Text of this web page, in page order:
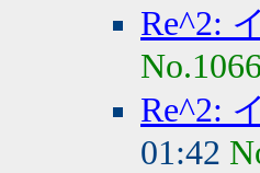
Re^2:
No.1066
Re^2:
01:42